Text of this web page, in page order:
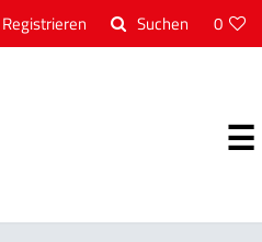
Registrieren 0